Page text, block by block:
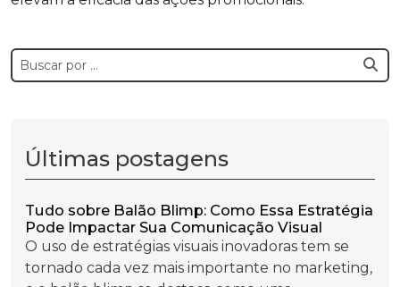
Últimas postagens
Tudo sobre Balão Blimp: Como Essa Estratégia
Pode Impactar Sua Comunicação Visual
O uso de estratégias visuais inovadoras tem se
tornado cada vez mais importante no marketing,